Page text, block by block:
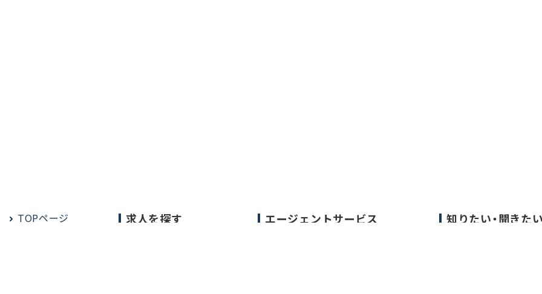
TOPページ 求人を探す エージェントサービス 知りたい・聞きた